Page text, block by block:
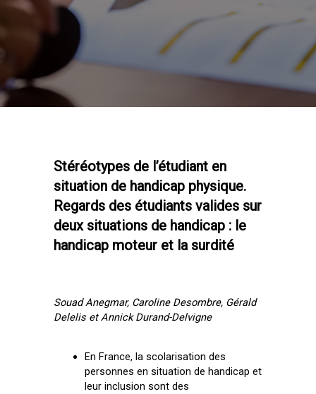
Stéréotypes de l’étudiant en
situation de handicap physique.
Regards des étudiants valides sur
deux situations de handicap : le
handicap moteur et la surdité
Souad Anegmar, Caroline Desombre, Gérald
Delelis et Annick Durand-Delvigne
En France, la scolarisation des
personnes en situation de handicap et
leur inclusion sont des